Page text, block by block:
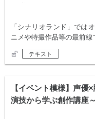
「シナリオランド」では
ニメや特撮作品等の最前線
テキスト
【イベント模様】声優
演技から学ぶ創作講座～